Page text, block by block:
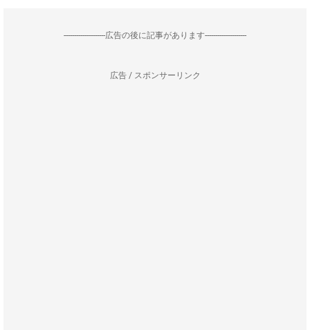
--------------------広告の後に記事があります--------------------
広告 / スポンサーリンク